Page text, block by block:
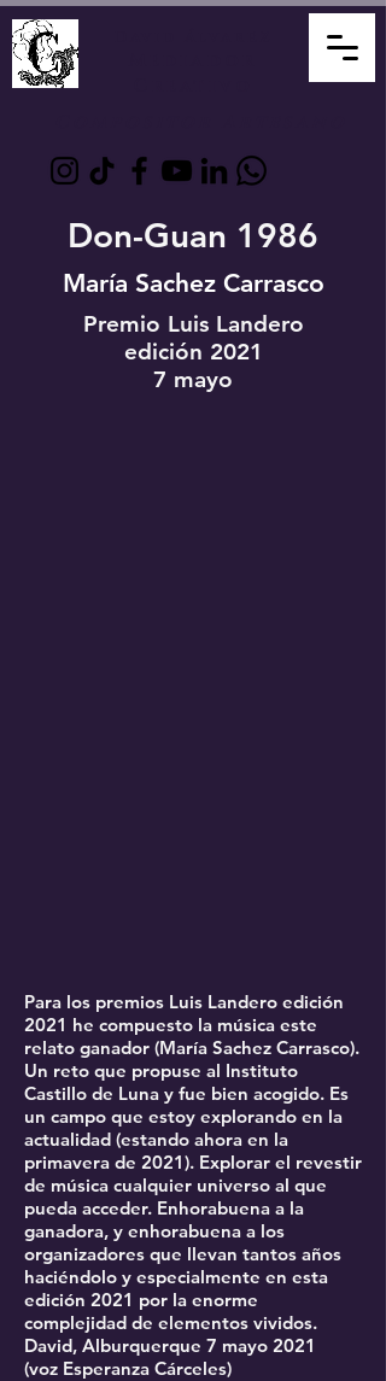
Don-Guan 1986
María Sachez Carrasco
Premio Luis Landero
edición 2021
7 mayo
Para los premios Luis Landero edición
2021 he compuesto la música este
relato ganador (María Sachez Carrasco).
Un reto que propuse al Instituto
Castillo de Luna y fue bien acogido. Es
un campo que estoy explorando en la
actualidad (estando ahora en la
primavera de 2021). Explorar el revestir
de música cualquier universo al que
pueda acceder. Enhorabuena a la
ganadora, y enhorabuena a los
organizadores que llevan tantos años
haciéndolo y especialmente en esta
edición 2021 por la enorme
complejidad de elementos vividos.
David, Alburquerque 7 mayo 2021
(voz Esperanza Cárceles)